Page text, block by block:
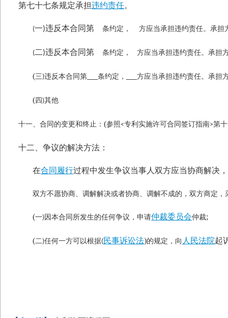
第七十七条规定承担违约责任。
(一)违反本合同第 条约定， 方应当承担违约责任。承担
(二)违反本合同第 条约定， 方应当承担违约责任。承担
(三)违反本合同第 条约定， 方应当承担违约责任。承担
(四 )其他
十一、合同的变更和终止： (参照<专利实施许可合同签订指南>第
十二、争议的解决方法：
在合同履行过程中发生争议当事人双方应当协商解决
双方不愿协商、调解解决或者协商、调解不成的，双方商定，
(一)因本合同所发生的任何争议，申请仲裁委员会仲裁;
(二)任何一方可以根据(民事诉讼法)的规定，向 人民法院起